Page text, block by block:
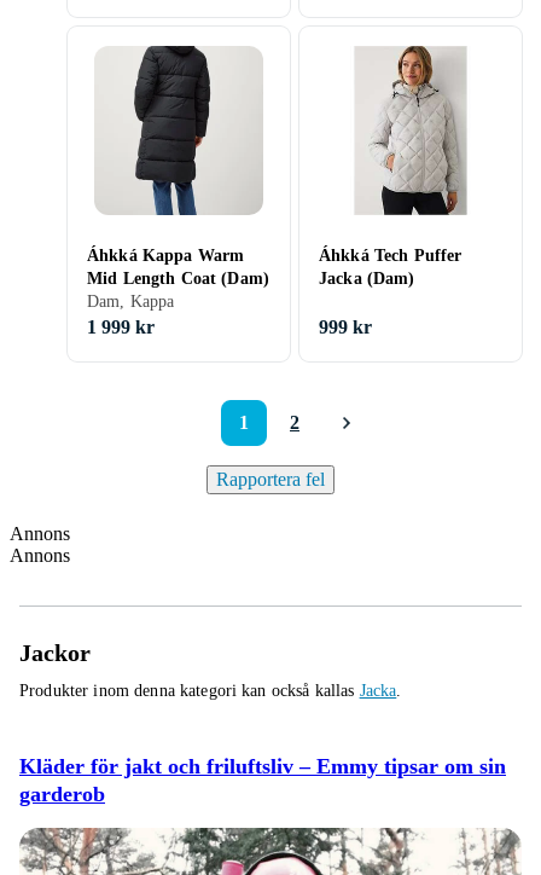
Áhkká Kappa Warm
Mid Length Coat (Dam)
Dam, Kappa
1 999 kr
Áhkká Tech Puffer
Jacka (Dam)
999 kr
1 2
Rapportera fel
Annons
Annons
Jackor
Produkter inom denna kategori kan också kallas Jacka.
Kläder för jakt och friluftsliv – Emmy tipsar om sin
garderob